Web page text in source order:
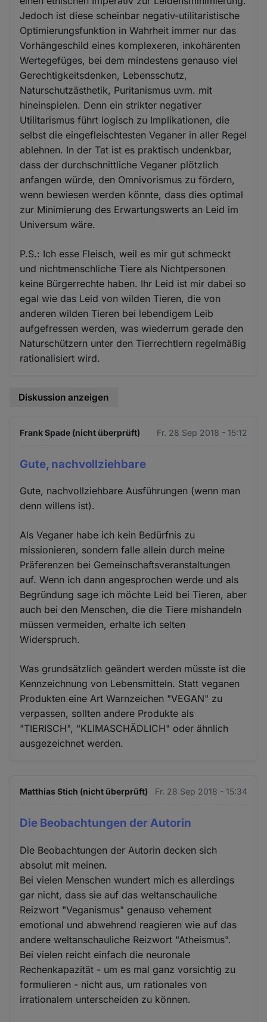
Jedoch ist diese scheinbar negativ-utilitaristische
Optimierungsfunktion in Wahrheit immer nur das
Vorhängeschild eines komplexeren, inkohärenten
Wertegefüges, bei dem mindestens genauso viel
Gerechtigkeitsdenken, Lebensschutz,
Naturschutzästhetik, Puritanismus uvm. mit
hineinspielen. Denn ein strikter negativer
Utilitarismus führt logisch zu Implikationen, die
selbst die eingefleischtesten Veganer in aller Regel
ablehnen. In der Tat ist es praktisch undenkbar,
dass der durchschnittliche Veganer plötzlich
anfangen würde, den Omnivorismus zu fördern,
wenn bewiesen werden könnte, dass dies optimal
zur Minimierung des Erwartungswerts an Leid im
Universum wäre.
P.S.: Ich esse Fleisch, weil es mir gut schmeckt
und nichtmenschliche Tiere als Nichtpersonen
keine Bürgerrechte haben. Ihr Leid ist mir dabei so
egal wie das Leid von wilden Tieren, die von
anderen wilden Tieren bei lebendigem Leib
aufgefressen werden, was wiederrum gerade den
Naturschützern unter den Tierrechtlern regelmäßig
rationalisiert wird.
Diskussion anzeigen
Frank Spade (nicht überprüft) Fr. 28 Sep 2018 - 15:12
Gute, nachvollziehbare
Gute, nachvollziehbare Ausführungen (wenn man
denn willens ist).
Als Veganer habe ich kein Bedürfnis zu
missionieren, sondern falle allein durch meine
Präferenzen bei Gemeinschaftsveranstaltungen
auf. Wenn ich dann angesprochen werde und als
Begründung sage ich möchte Leid bei Tieren, aber
auch bei den Menschen, die die Tiere mishandeln
müssen vermeiden, erhalte ich selten
Widerspruch.
Was grundsätzlich geändert werden müsste ist die
Kennzeichnung von Lebensmitteln. Statt veganen
Produkten eine Art Warnzeichen "VEGAN" zu
verpassen, sollten andere Produkte als
"TIERISCH", "KLIMASCHÄDLICH" oder ähnlich
ausgezeichnet werden.
Matthias Stich (nicht überprüft) Fr. 28 Sep 2018 - 15:34
Die Beobachtungen der Autorin
Die Beobachtungen der Autorin decken sich
absolut mit meinen.
Bei vielen Menschen wundert mich es allerdings
gar nicht, dass sie auf das weltanschauliche
Reizwort "Veganismus" genauso vehement
emotional und abwehrend reagieren wie auf das
andere weltanschauliche Reizwort "Atheismus".
Bei vielen reicht einfach die neuronale
Rechenkapazität - um es mal ganz vorsichtig zu
formulieren - nicht aus, um rationales von
irrationalem unterscheiden zu können.